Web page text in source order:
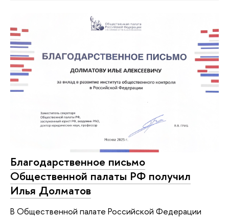
Благодарственное письмо
Общественной палаты РФ получил
Илья Долматов
В Общественной палате Российской Федерации